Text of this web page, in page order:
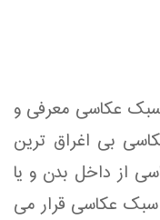
عکاسی معرفی و
بی اغراق ترین
از داخل بدن و یا
سبک عکاسی قرار می